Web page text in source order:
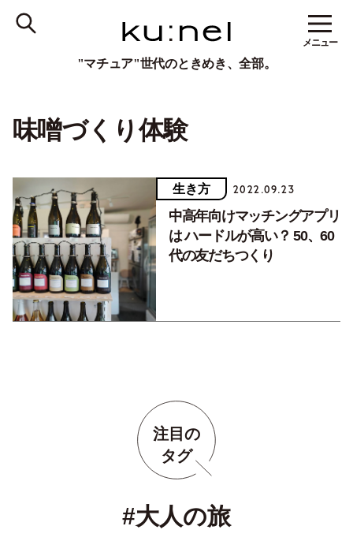
"マチュア"世代のときめき、全部。
メニュー
味噌づくり体験
生き方 2022.09.23
中高年向けマッチングアプリ
は ハードルが高い？ 50、60
代の友だちつくり
注目の
タグ
#大人の旅